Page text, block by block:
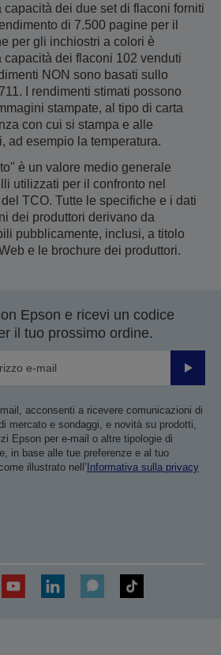
dei due set di flaconi forniti
di 7.500 pagine per il
per gli inchiostri a colori è
dei flaconi 102 venduti
NON sono basati sullo
I rendimenti stimati possono
stampate, al tipo di carta
con cui si stampa e alle
ad esempio la temperatura.
è un valore medio generale
utilizzati per il confronto nel
TCO. Tutte le specifiche e i dati
dei produttori derivano da
pubblicamente, inclusi, a titolo
e le brochure dei produttori.
Epson e ricevi un codice
il tuo prossimo ordine.
Invia
acconsenti a ricevere comunicazioni di
mercato e sondaggi, e novità su prodotti,
Epson per e-mail o altre tipologie di
in base alle tue preferenze e al tuo
illustrato nell’ Informativa sulla privacy